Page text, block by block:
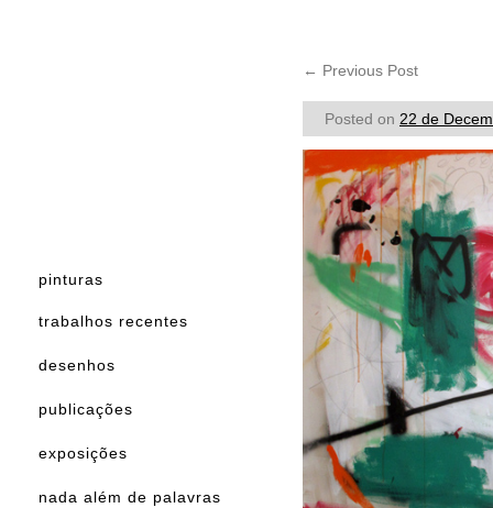
← Previous Post
Posted on 22 de
pinturas
trabalhos recentes
desenhos
publicações
exposições
nada além de palavras